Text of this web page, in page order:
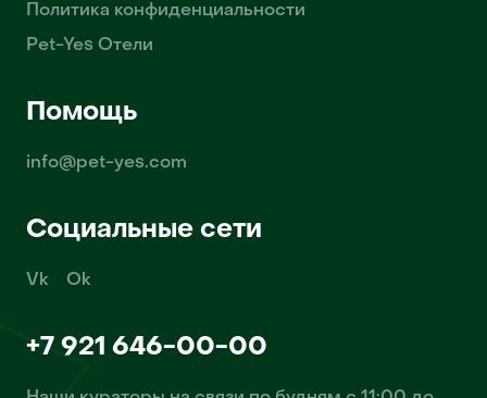
Политика конфиденциальности
Pet-Yes Отели
Помощь
info@pet-yes.com
Социальные сети
Vk Ok
+7 921 646-00-00